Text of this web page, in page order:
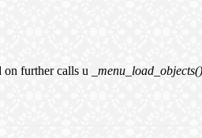
on further calls u _menu_load_objects()